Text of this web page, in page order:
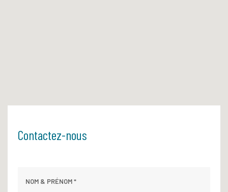
Contactez-nous